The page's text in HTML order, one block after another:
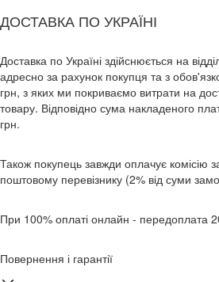
ДОСТАВКА ПО УКРАЇНІ
Доставка по Україні здійснюється на
адресно за рахунок покупця та з
грн, з яких ми покриваємо витрати на
товару. Відповідно сума накладеного
грн.
Також покупець завжди оплачує комісію
поштовому перевізнику (2% від суми
При 100% оплаті онлайн - передоплата
Повернення і гарантії